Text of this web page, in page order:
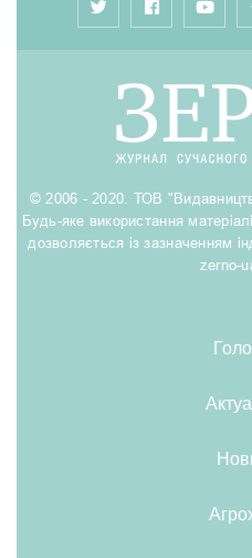
© 2006 - 2020. ТОВ
Будь-яке використання
дозволяється із зазначенням
zerno-